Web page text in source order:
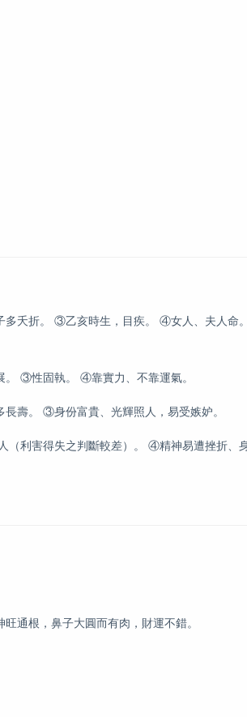
夭折。 ③乙亥時生，目疾。 ④女人、夫人命
③性固執。 ④靠實力、不靠運氣。
壽。 ③身份富貴、光輝照人，易受嫉妒。
害得失之判斷較差）。 ④精神易遭挫折、身
通根，鼻子大圓而有肉，財運不錯。